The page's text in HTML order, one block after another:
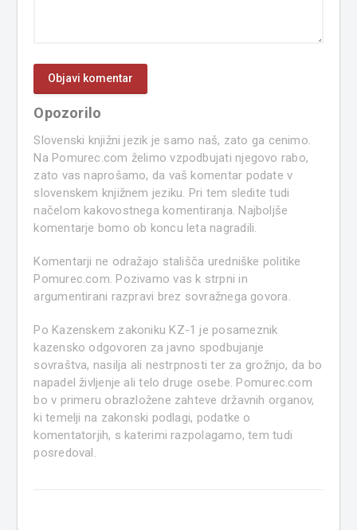
Opozorilo
Slovenski knjižni jezik je samo naš, zato ga cenimo.
Na Pomurec.com želimo vzpodbujati njegovo rabo,
zato vas naprošamo, da vaš komentar podate v
slovenskem knjižnem jeziku. Pri tem sledite tudi
načelom kakovostnega komentiranja. Najboljše
komentarje bomo ob koncu leta nagradili.
Komentarji ne odražajo stališča uredniške politike
Pomurec.com. Pozivamo vas k strpni in
argumentirani razpravi brez sovražnega govora.
Po Kazenskem zakoniku KZ-1 je posameznik
kazensko odgovoren za javno spodbujanje
sovraštva, nasilja ali nestrpnosti ter za grožnjo, da bo
napadel življenje ali telo druge osebe. Pomurec.com
bo v primeru obrazložene zahteve državnih organov,
ki temelji na zakonski podlagi, podatke o
komentatorjih, s katerimi razpolagamo, tem tudi
posredoval.